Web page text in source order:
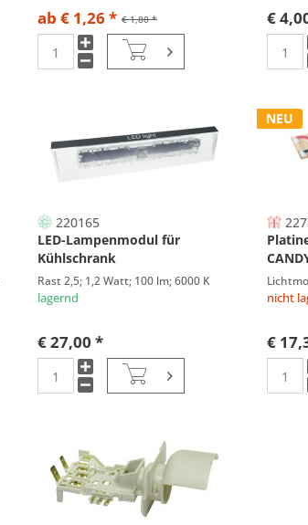
€ 1,80 *
ab € 1,26 * €
220165
LED-Lampenmodul für
Kühlschrank
Rast 2,5; 1,2 Watt; 100 lm; 6000 K
lagernd
€ 27,00 *
NEU
nicht
€